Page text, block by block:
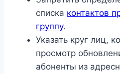
списка контактов
группу.
Указать круг лиц,
просмотр
абоненты из